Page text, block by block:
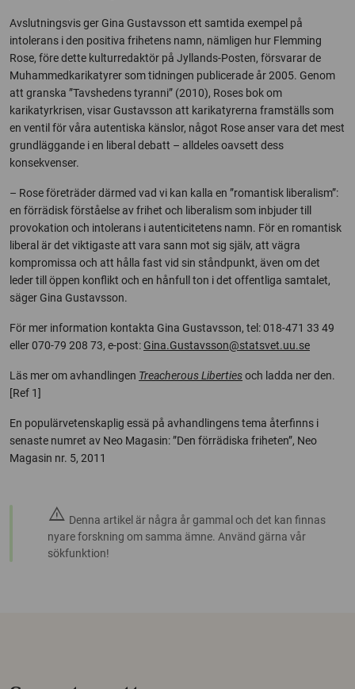
Avslutningsvis ger Gina Gustavsson ett samtida exempel på
intolerans i den positiva frihetens namn, nämligen hur Flemming
Rose, före dette kulturredaktör på Jyllands-Posten, försvarar de
Muhammedkarikatyrer som tidningen publicerade år 2005. Genom
att granska ”Tavshedens tyranni” (2010), Roses bok om
karikatyrkrisen, visar Gustavsson att karikatyrerna framställs som
en ventil för våra autentiska känslor, något Rose anser vara det mest
grundläggande i en liberal debatt – alldeles oavsett dess
konsekvenser.
– Rose företräder därmed vad vi kan kalla en ”romantisk liberalism”:
en förrädisk förståelse av frihet och liberalism som inbjuder till
provokation och intolerans i autenticitetens namn. För en romantisk
liberal är det viktigaste att vara sann mot sig själv, att vägra
kompromissa och att hålla fast vid sin ståndpunkt, även om det
leder till öppen konflikt och en hånfull ton i det offentliga samtalet,
säger Gina Gustavsson.
För mer information kontakta Gina Gustavsson, tel: 018-471 33 49
eller 070-79 208 73, e-post: Gina.Gustavsson@statsvet.uu.se
Läs mer om avhandlingen Treacherous Libertiesoch ladda ner den.
[Ref 1]
En populärvetenskaplig essä på avhandlingens tema återfinns i
senaste numret av Neo Magasin: ”Den förrädiska friheten”, Neo
Magasin nr. 5, 2011
warning Denna artikel är några år gammal och det kan finnas
nyare forskning om samma ämne. Använd gärna vår
sökfunktion!